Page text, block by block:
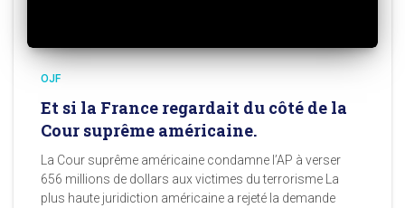
OJF
Et si la France regardait du côté de la
Cour suprême américaine.
La Cour suprême américaine condamne l’AP à verser
656 millions de dollars aux victimes du terrorisme La
plus haute juridiction américaine a rejeté la demande